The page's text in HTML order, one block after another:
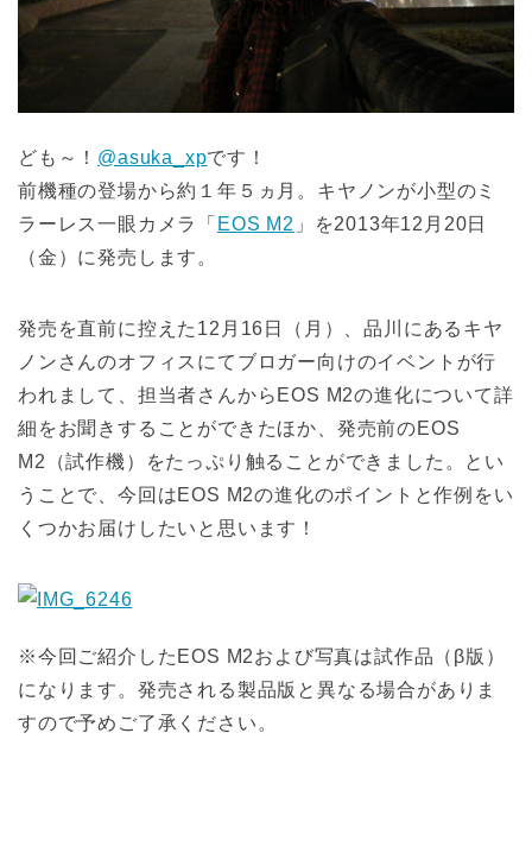
ども～！ @asuka_xpです！
前機種の登場から約１年５ヵ月。キヤノンが小型のミ
ラーレス一眼カメラ「 EOS M2 」を2013年12月20日
（金）に発売します。
発売を直前に控えた12月16日（月）、品川にあるキヤ
ノンさんのオフィスにてブロガー向けのイベントが行
われまして、担当者さんからEOS M2の進化について詳
細をお聞きすることができたほか、発売前のEOS
M2（試作機）をたっぷり触ることができました。とい
うことで、今回はEOS M2の進化のポイントと作例をい
くつかお届けしたいと思います！
※今回ご紹介したEOS M2および写真は試作品（β版）
になります。発売される製品版と異なる場合がありま
すので予めご了承ください。